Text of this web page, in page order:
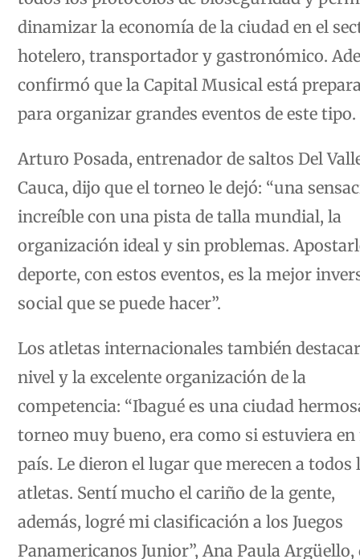
dinamizar la economía de la ciudad en el
hotelero, transportador y gastronómico.
confirmó que la Capital Musical está
para organizar grandes eventos de este tipo.
Arturo Posada, entrenador de saltos Del
Cauca, dijo que el torneo le dejó: “una
increíble con una pista de talla mundial, la
organización ideal y sin problemas.
deporte, con estos eventos, es la mejor
social que se puede hacer”.
Los atletas internacionales también
nivel y la excelente organización de la
competencia: “Ibagué es una ciudad
torneo muy bueno, era como si estuviera
país. Le dieron el lugar que merecen a todos
atletas. Sentí mucho el cariño de la gente,
además, logré mi clasificación a los Juegos
Panamericanos Junior”, Ana Paula Argüello,